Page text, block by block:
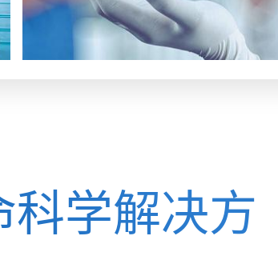
学解决方